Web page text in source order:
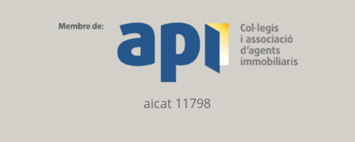
aicat 11798